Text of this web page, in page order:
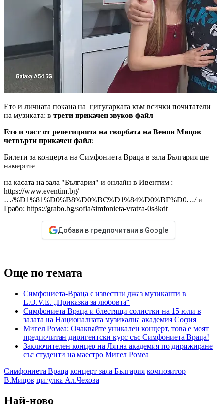
Ето и личната покана на цигуларката към всички почитатели
на музиката: в трети прикачен звуков файл
Ето и част от репетицията на творбата на Венци Мицов -
четвърти прикачен файл:
Билети за концерта на Симфониета Враца в зала България ще
намерите
на касата на зала "България" и онлайн в Ивентим :
https://www.eventim.bg/
…/%D1%81%D0%B8%D0%BC%D1%84%D0%BE%D0…/ и
Грабо: https://grabo.bg/sofia/simfonieta-vratza-0s8kdt
Добави в предпочитани в Google
Още по темата
Симфониета-Враца с известни джаз музиканти в
L.O.V.E. „Приказка за любовта“
Симфониета Враца и блестящи солистки на 15 юли в
залата на Националната музикална академия София
Мигел Ромеа: Очаквайте уникален концерт, това е моят
предпочитан диригентски курс със Симфониета Враца!
Заключителен концер на Лятна академия по дирижиране
със студенти на маестро Мигел Ромеа
Симфониета Враца концерт зала България композитор
В.Мицов цигулка Ал.Чехова
Най-ново